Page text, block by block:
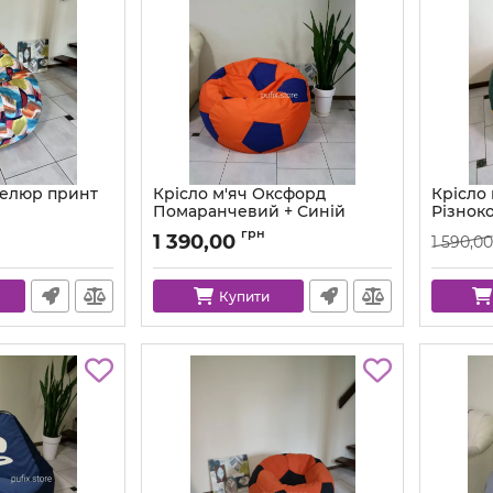
принт
Крісло м'яч Оксфорд
Помаранчевий + Синій
Артикул: ball-ox-157-223-80
1 390,00 грн
Купити
Артикул:
1 590,00